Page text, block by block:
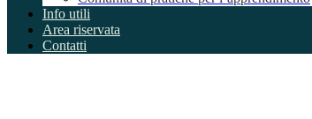
Info utili
Area riservata
Contatti